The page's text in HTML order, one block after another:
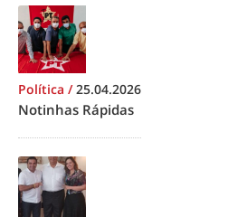
Política /25.04.2026
Notinhas Rápidas